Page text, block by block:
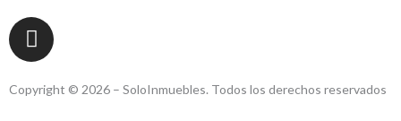
I
n
t
Copyright © 2026 – SoloInmuebles. Todos los derechos reservados